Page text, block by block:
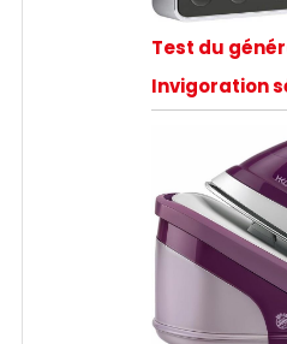
Test du
Invigoration